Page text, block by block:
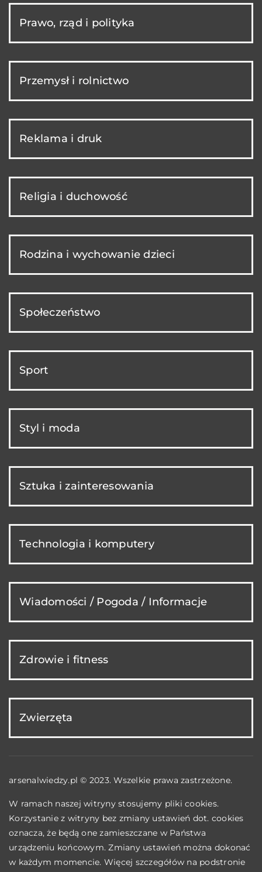
Prawo, rząd i polityka
Przemysł i rolnictwo
Reklama i druk
Religia i duchowość
Rodzina i wychowanie dzieci
Społeczeństwo
Sport
Styl i moda
Sztuka i zainteresowania
Technologia i komputery
Wiadomości / Pogoda / Informacje
Zdrowie i fitness
Zwierzęta
arsenalwiedzy.pl © 2023. Wszelkie prawa zastrzeżone.
W ramach naszej witryny stosujemy pliki cookies.
Korzystanie z witryny bez zmiany ustawień dot. cookies
oznacza, że będą one zamieszczane w Państwa
urządzeniu końcowym. Zmiany ustawień można dokonać
w każdym momencie. Więcej szczegółów na podstronie